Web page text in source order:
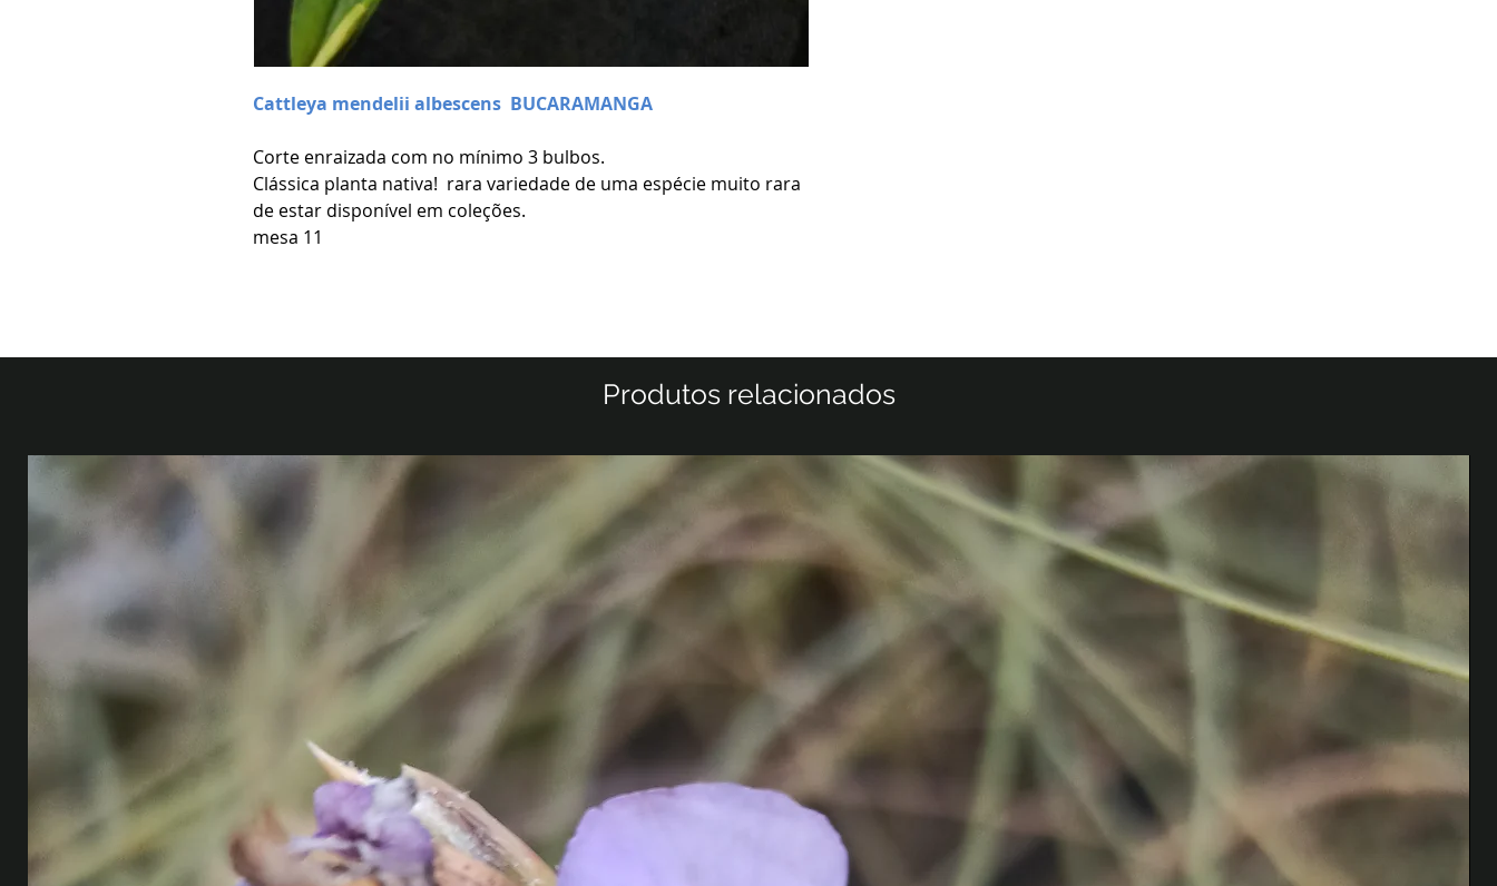
Cattleya mendelii albescens BUCARAMANGA
Corte enraizada com no mínimo 3 bulbos.
Clássica planta nativa! rara variedade de uma espécie muito rara
de estar disponível em coleções.
mesa 11
Produtos relacionados